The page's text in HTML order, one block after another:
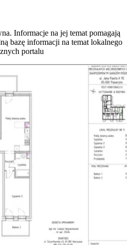
Informacje na jej temat pomagają
bazę informacji na temat lokalnego
portalu